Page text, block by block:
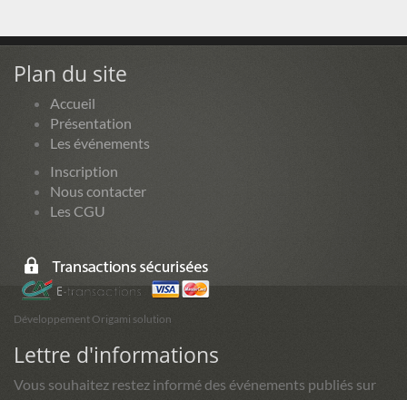
Plan du site
Accueil
Présentation
Les événements
Inscription
Nous contacter
Les CGU
Développement Origami solution
Lettre d'informations
Vous souhaitez restez informé des événements publiés sur